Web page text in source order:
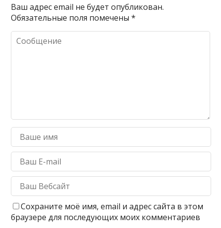
Ваш адрес email не будет опубликован.
Обязательные поля помечены*
Сохраните моё имя, email и адрес сайта в этом
браузере для последующих моих комментариев